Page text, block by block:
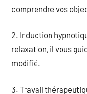
comprendre vos
2. Induction
relaxation, il vous
modifié.
3. Travail